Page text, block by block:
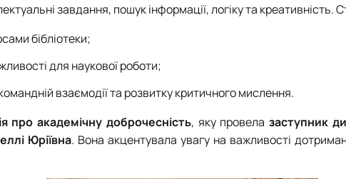
завдання, пошук інформації, логіку та креативність.
бібліотеки;
для наукової роботи;
взаємодії та розвитку критичного мислення.
про академічну доброчесність, яку провела заступник
Юріївна. Вона акцентувала увагу на важливості